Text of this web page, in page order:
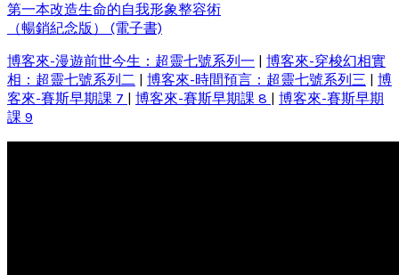
第一本改造生命的自我形象整容術
（暢銷紀念版） (電子書)
博客來-漫遊前世今生：超靈七號系列一
博客來-穿梭幻相實
相：超靈七號系列二
博客來-時間預言：超靈七號系列三
博
客來-賽斯早期課 7
博客來-賽斯早期課 8
博客來-賽斯早期
課 9